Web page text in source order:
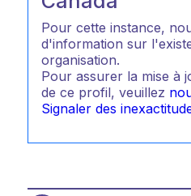
Pour cette instance,
d'information sur
organisation.
Pour assurer la mise à
de ce profil, veuillez
Signaler des